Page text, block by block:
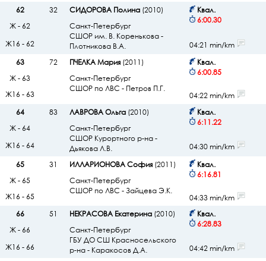
62
32 СИДОРОВА Полина(2010)
Санкт-Петербург
СШОР им. В. Коренькова -
Плотникова В.А.
Квал.
6:00.30
Ж - 62
Ж16 - 62
04:21 min/km
63
72 ПЧЕЛКА Мария(2011)
Санкт-Петербург
СШОР по ЛВС - Петров П.Г.
Квал.
6:00.85
Ж - 63
Ж16 - 63
04:22 min/km
64
83 ЛАВРОВА Ольга(2010)
Санкт-Петербург
СШОР Курортного р-на -
Дьякова Л.В.
Квал.
6:11.22
Ж - 64
Ж16 - 64
04:30 min/km
65
31 ИЛЛАРИОНОВА София(2011)
Санкт-Петербург
СШОР по ЛВС - Зайцева Э.К.
Квал.
6:16.81
Ж - 65
Ж16 - 65
04:33 min/km
66
51 НЕКРАСОВА Екатерина(2010)
Санкт-Петербург
ГБУ ДО СШ Красносельского
р-на - Каракосов Д.А.
Квал.
6:28.83
Ж - 66
Ж16 - 66
04:42 min/km